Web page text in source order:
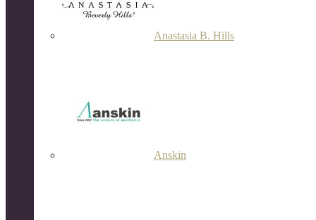
Anastasia B. Hills
Anskin